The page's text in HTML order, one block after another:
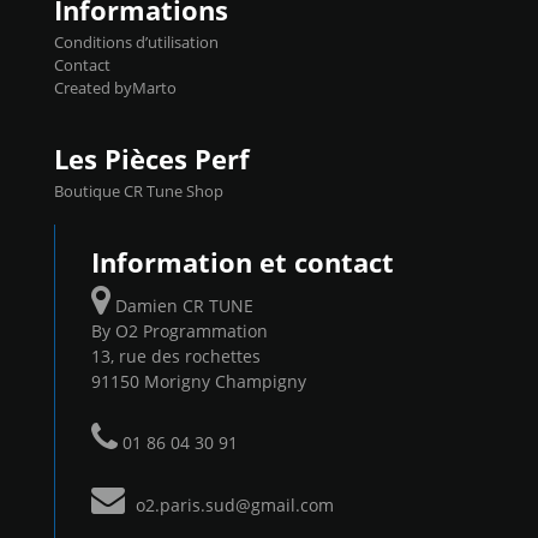
Informations
Conditions d’utilisation
Contact
Created byMarto
Les Pièces Perf
Boutique CR Tune Shop
Information et contact
Damien CR TUNE
By O2 Programmation
13, rue des rochettes
91150 Morigny Champigny
01 86 04 30 91
o2.paris.sud@gmail.com